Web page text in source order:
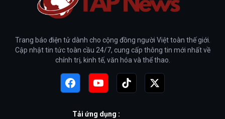
Trang báo điện tử dành cho cộng đồng người Việt toàn thế giới.
Cập nhật tin tức toàn cầu 24/7, cung cấp thông tin mới nhất về
chính trị, kinh tế, văn hóa và thể thao.
Tải ứng dụng :